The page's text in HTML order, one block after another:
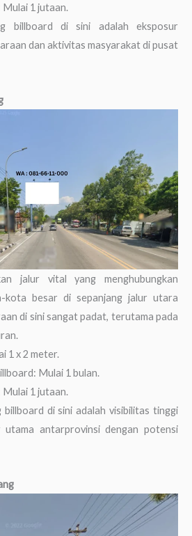
1 jutaan.
billboard di sini adalah eksposur
dan aktivitas masyarakat di pusat
jalur vital yang menghubungkan
kota besar di sepanjang jalur utara
di sini sangat padat, terutama pada
1 x 2 meter.
Mulai 1 bulan.
1 jutaan.
billboard di sini adalah visibilitas tinggi
antarprovinsi dengan potensi